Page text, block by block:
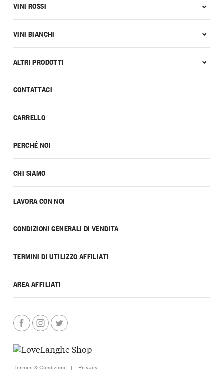
CONTATTACI
CARRELLO
PERCHÉ NOI
CHI SIAMO
LAVORA CON NOI
CONDIZIONI GENERALI DI VENDITA
TERMINI DI UTILIZZO AFFILIATI
AREA AFFILIATI
VINI ROSSI
VINI BIANCHI
ALTRI PRODOTTI
Termini & Condizioni |
Privacy